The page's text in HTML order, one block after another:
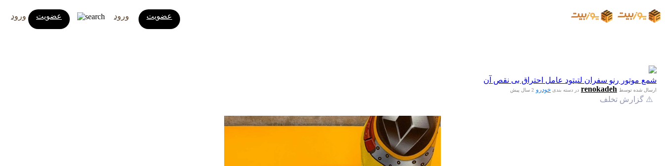
ورود عضویت ورود عضویت
شمع موتور رنو سفران لتیتود عامل احتراق بی نقص آن
ارسال شده توسط renokadeh در دسته بندی خودرو 2 سال پیش
⚠️ گزارش تخلف